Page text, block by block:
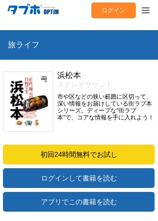
ログイン
旅ライフ
浜松本
ステレオサウンド
市や区などの狭い範囲に区切って、
深い情報をお届けしている街ラブ本
シリーズ。ディープな“街ラブ
本”で、コアな情報を手に入れよう！
初回24時間無料でお試し
ログインして書籍を読む
アプリでこの書籍を読む